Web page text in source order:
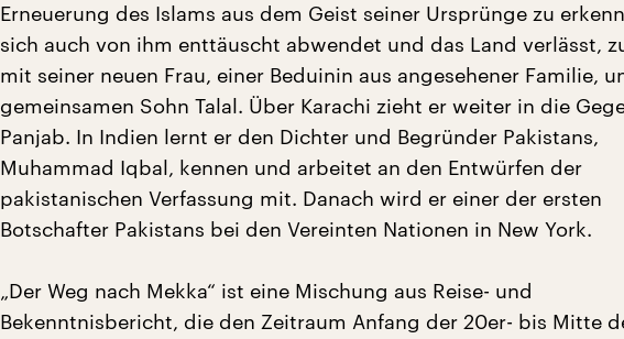
Erneuerung des Islams aus dem Geist seiner Ursprünge zu
sich auch von ihm enttäuscht abwendet und das Land verlässt,
mit seiner neuen Frau, einer Beduinin aus angesehener Familie,
gemeinsamen Sohn Talal. Über Karachi zieht er weiter in die
Panjab. In Indien lernt er den Dichter und Begründer Pakistans,
Muhammad Iqbal, kennen und arbeitet an den Entwürfen der
pakistanischen Verfassung mit. Danach wird er einer der ersten
Botschafter Pakistans bei den Vereinten Nationen in New York.
„Der Weg nach Mekka“ ist eine Mischung aus Reise- und
Bekenntnisbericht, die den Zeitraum Anfang der 20er- bis Mitte